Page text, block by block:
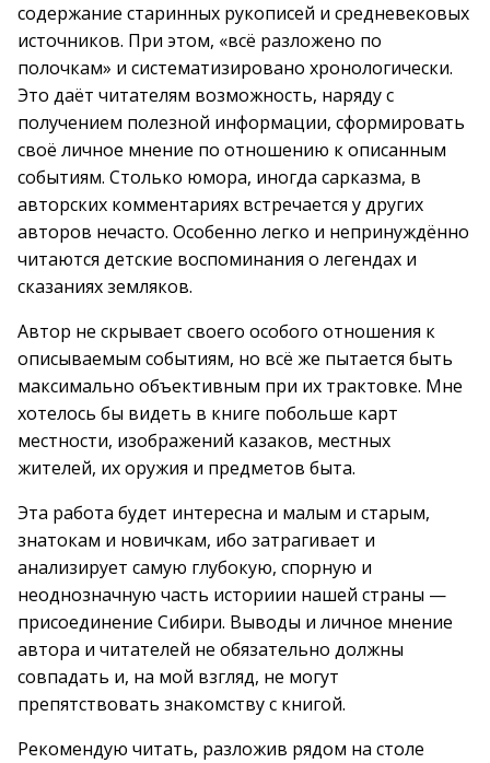
содержание старинных рукописей и средневековых
источников. При этом, «всё разложено по
полочкам» и систематизировано хронологически.
Это даёт читателям возможность, наряду с
получением полезной информации, сформировать
своё личное мнение по отношению к описанным
событиям. Столько юмора, иногда сарказма, в
авторских комментариях встречается у других
авторов нечасто. Особенно легко и непринуждённо
читаются детские воспоминания о легендах и
сказаниях земляков.
Автор не скрывает своего особого отношения к
описываемым событиям, но всё же пытается быть
максимально объективным при их трактовке. Мне
хотелось бы видеть в книге побольше карт
местности, изображений казаков, местных
жителей, их оружия и предметов быта.
Эта работа будет интересна и малым и старым,
знатокам и новичкам, ибо затрагивает и
анализирует самую глубокую, спорную и
неоднозначную часть историии нашей страны —
присоединение Сибири. Выводы и личное мнение
автора и читателей не обязательно должны
совпадать и, на мой взгляд, не могут
препятствовать знакомству с книгой.
Рекомендую читать, разложив рядом на столе